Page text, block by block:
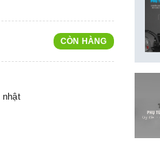
CÒN HÀNG
nhật